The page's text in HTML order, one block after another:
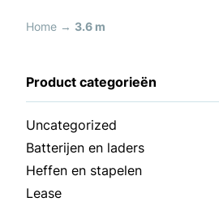
Home → 3.6 m
Uncategorized
Batterijen en laders
Heffen en stapelen
Lease